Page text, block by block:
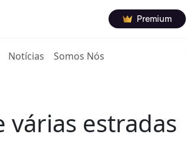
Premium
Notícias Somos Nós
estradas